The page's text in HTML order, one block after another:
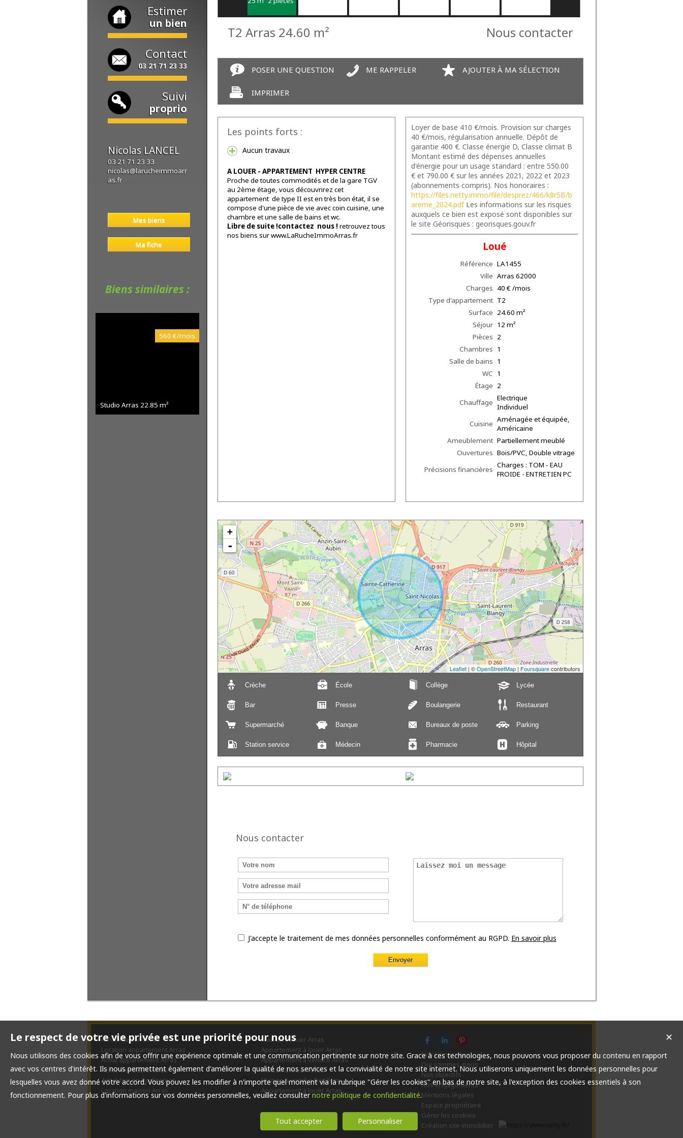
Estimer
un bien
Contact
03 21 71 23 33
Suivi
proprio
Nicolas LANCEL
03 21 71 23 33
nicolas@larucheimmoarr
as.fr
Mes biens
Ma fiche
Biens similaires :
560 €/mois
Studio Arras 22.85 m²
T2 Arras 24.60 m² Nous contacter
POSER UNE QUESTION ME RAPPELER AJOUTER À MA SÉLECTION
IMPRIMER
Les points forts :
Aucun travaux
A LOUER - APPARTEMENT HYPER CENTRE
Proche de toutes commodités et de la gare TGV
au 2ème étage, vous découvrirez cet
appartement de type II est en très bon état, il se
compose d'une pièce de vie avec coin cuisine, une
chambre et une salle de bains et wc.
Libre de suite !contactez nous ! retrouvez tous
nos biens sur www.LaRucheImmoArras.fr
Loyer de base 410 €/mois. Provision sur charges
40 €/mois, régularisation annuelle. Dépôt de
garantie 400 €. Classe énergie D, Classe climat B
Montant estimé des dépenses annuelles
d'énergie pour un usage standard : entre 550.00
€ et 790.00 € sur les années 2021, 2022 et 2023
(abonnements compris). Nos honoraires :
https://files.netty.immo/file/desprez/466/k8r5B/b
areme_2024.pdfLes informations sur les risques
auxquels ce bien est exposé sont disponibles sur
le site Géorisques : georisques.gouv.fr
Loué
Référence LA1455
Ville Arras 62000
Charges 40 € /mois
Type d'appartement T2
Surface 24.60 m²
Séjour 12 m²
Pièces 2
Chambres 1
Salle de bains 1
WC 1
Étage 2
Chauffage Electrique
Individuel
Cuisine Aménagée et équipée,
Américaine
Ameublement Partiellement meublé
Ouvertures Bois/PVC, Double vitrage
Précisions financières Charges : TOM - EAU
FROIDE - ENTRETIEN PC
+
-
Leaflet | ©OpenStreetMap |Foursquarecontributors
Crèche École Collège Lycée
Bar Presse Boulangerie Restaurant
Supermarché Banque Bureaux de poste Parking
Station service Médecin Pharmacie Hôpital
Nous contacter
J'accepte le traitement de mes données personnelles conformément au RGPD. En savoir plus
Achat maison Arras
Location appartement Arras
Achat appartement Arras
Achat immeuble Arras
Achat terrain Roclincourt
Location maison Arras
Maison à louer Arras
Appartement à louer Arras
Appartement à vendre Arras
Maison à louer Arras
Maison à vendre Doullens
Appartement à louer Arras
Nos Honoraires
Qui sommes-nous
Nos objectifs
Nos engagements
Mentions légales
Espace propriétaire
Gérer les cookies
Création site immobilier
✕
Le respect de votre vie privée est une priorité pour nous
Nous utilisons des cookies afin de vous offrir une expérience optimale et une communication pertinente sur notre site. Grace à ces technologies, nous pouvons vous proposer du contenu en rapport
avec vos centres d'intérêt. Ils nous permettent également d'améliorer la qualité de nos services et la convivialité de notre site internet. Nous utiliserons uniquement les données personnelles pour
lesquelles vous avez donné votre accord. Vous pouvez les modifier à n'importe quel moment via la rubrique "Gérer les cookies" en bas de notre site, à l'exception des cookies essentiels à son
fonctionnement. Pour plus d'informations sur vos données personnelles, veuillez consulternotre politique de confidentialité.
Tout accepter Personnaliser